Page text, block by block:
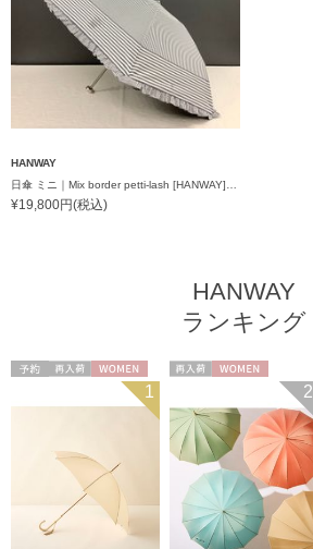
HANWAY
¥19,800円(税込)
HANWAY
ランキング
WOMEN 1 2